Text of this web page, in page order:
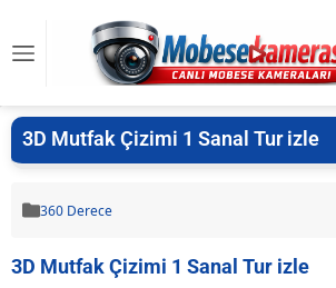
3D Mutfak Çizimi 1 Sanal Tur izle
360 Derece
3D Mutfak Çizimi 1 Sanal Tur izle